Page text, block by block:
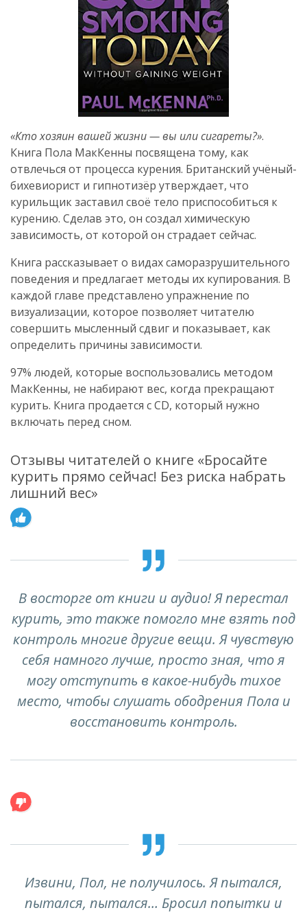
«Кто хозяин вашей жизни — вы или сигареты?».
Книга Пола МакКенны посвящена тому, как
отвлечься от процесса курения. Британский учёный-
бихевиорист и гипнотизёр утверждает, что
курильщик заставил своё тело приспособиться к
курению. Сделав это, он создал химическую
зависимость, от которой он страдает сейчас.
Книга рассказывает о видах саморазрушительного
поведения и предлагает методы их купирования. В
каждой главе представлено упражнение по
визуализации, которое позволяет читателю
совершить мысленный сдвиг и показывает, как
определить причины зависимости.
97% людей, которые воспользовались методом
МакКенны, не набирают вес, когда прекращают
курить. Книга продается с CD, который нужно
включать перед сном.
Отзывы читателей о книге «Бросайте
курить прямо сейчас! Без риска набрать
лишний вес»
В восторге от книги и аудио! Я перестал
курить, это также помогло мне взять под
контроль многие другие вещи. Я чувствую
себя намного лучше, просто зная, что я
могу отступить в какое-нибудь тихое
место, чтобы слушать ободрения Пола и
восстановить контроль.
Извини, Пол, не получилось. Я пытался,
пытался, пытался… Бросил попытки и